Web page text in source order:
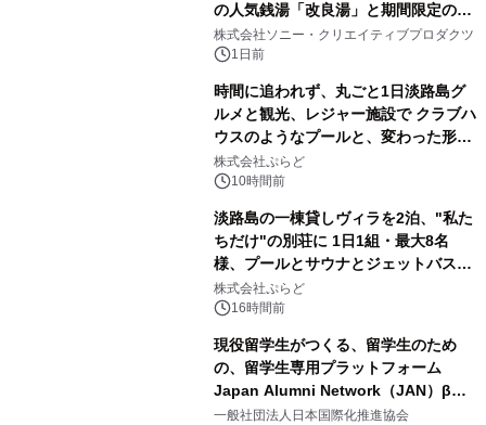
の人気銭湯「改良湯」と期間限定のコ
ラボレーション サウナイキタイコラ
ボグッズも発売決定！
株式会社ソニー・クリエイティブプロダクツ
1日前
時間に追われず、丸ごと1日淡路島グ
ルメと観光、レジャー施設で クラブハ
ウスのようなプールと、変わった形の
サウナも 「THE BOXY AWAJI」のお
得な素泊まり連泊プランで
株式会社ぷらど
10時間前
淡路島の一棟貸しヴィラを2泊、"私た
ちだけ"の別荘に 1日1組・最大8名
様、プールとサウナとジェットバス付
きで Villa Mon Temps AWAJIの連泊
素泊りプラン
株式会社ぷらど
16時間前
現役留学生がつくる、留学生のため
の、留学生専用プラットフォーム
Japan Alumni Network（JAN）β版
をリリース
一般社団法人日本国際化推進協会